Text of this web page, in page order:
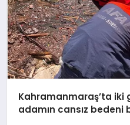
Kahramanmaraş’ta iki
adamın cansız